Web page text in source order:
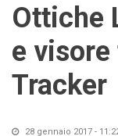
Ottiche Leupold VX-6HD
e
Tracker
28 gennaio 2017 -